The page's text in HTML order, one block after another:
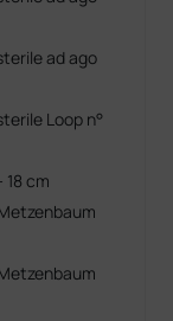
ad ago
Loop n°
per elettrobisturi monopolare - 18 cm